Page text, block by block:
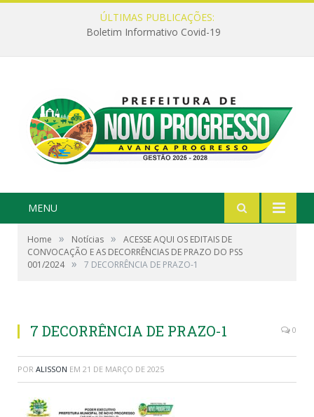
ÚLTIMAS PUBLICAÇÕES:
Boletim Informativo Covid-19
MENU
Home » Notícias »
ACESSE AQUI OS EDITAIS DE
CONVOCAÇÃO E AS DECORRÊNCIAS DE PRAZO DO PSS
001/2024 » 7 DECORRÊNCIA DE PRAZO-1
7 DECORRÊNCIA DE PRAZO-1 0
POR ALISSON EM 21 DE MARÇO DE 2025